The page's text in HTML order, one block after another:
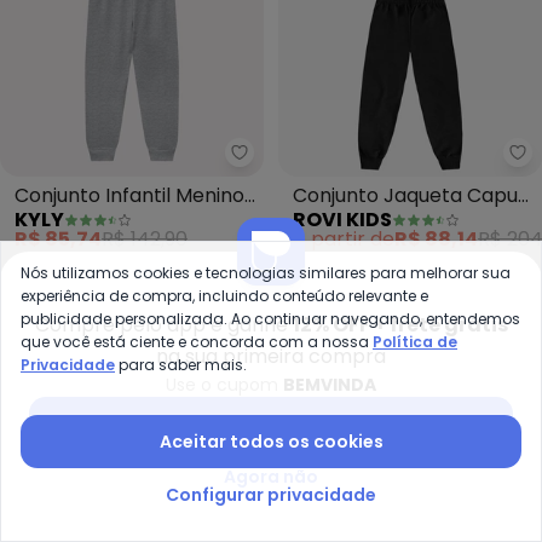
Kyly - Conjunto Infantil Menino
Conjunto Infantil Menino
em Algodão (Preto)
KYLY
R$ 85,74R$ 142,90
ou 2xde R$ 42,87 sem juros
Conjunto Jaqueta Capuz
e Calça Moletom (Preto)
ROVI KIDS
A partir deR$ 88,14R$
ou 2x R$ 44,07
-30% -50%
Compre pelo app e ganhe12% OFF + frete grátis
na sua primeira compra
Nós utilizamos cookies e tecnologias similares para melhorar sua
experiência de compra, incluindo conteúdo relevante e
publicidade personalizada. Ao continuar navegando, entendemos
que você está ciente e concorda com a nossa Política de
Privacidadepara saber mais.
Aceitar todos os cookies
Configurar privacidade